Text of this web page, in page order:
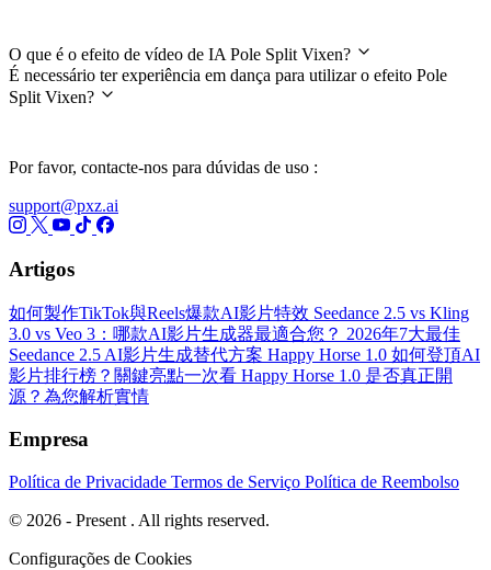
O que é o efeito de vídeo de IA Pole Split Vixen?
É necessário ter experiência em dança para utilizar o efeito Pole
Split Vixen?
Por favor, contacte-nos para dúvidas de uso :
support@pxz.ai
Artigos
如何製作TikTok與Reels爆款AI影片特效 Seedance 2.5 vs Kling
3.0 vs Veo 3：哪款AI影片生成器最適合您？ 2026年7大最佳
Seedance 2.5 AI影片生成替代方案 Happy Horse 1.0 如何登頂AI
影片排行榜？關鍵亮點一次看 Happy Horse 1.0 是否真正開
源？為您解析實情
Empresa
Política de Privacidade Termos de Serviço Política de Reembolso
© 2026 - Present . All rights reserved.
Configurações de Cookies